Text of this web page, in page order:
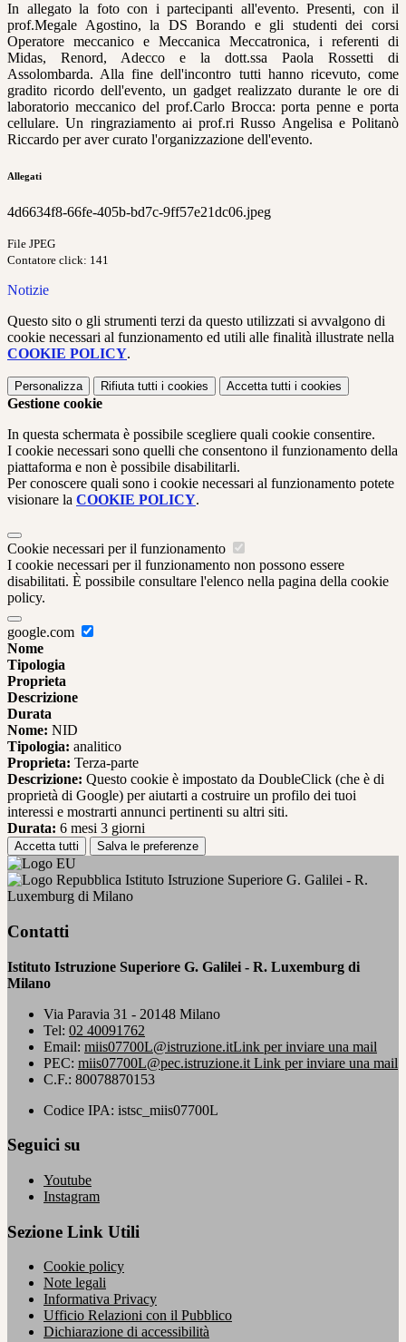
In allegato la foto con i partecipanti all'evento. Presenti, con il
prof.Megale Agostino, la DS Borando e gli studenti dei corsi
Operatore meccanico e Meccanica Meccatronica, i referenti di
Midas, Renord, Adecco e la dott.ssa Paola Rossetti di
Assolombarda. Alla fine dell'incontro tutti hanno ricevuto, come
gradito ricordo dell'evento, un gadget realizzato durante le ore di
laboratorio meccanico del prof.Carlo Brocca: porta penne e porta
cellulare. Un ringraziamento ai prof.ri Russo Angelisa e Politanò
Riccardo per aver curato l'organizzazione dell'evento.
Allegati
4d6634f8-66fe-405b-bd7c-9ff57e21dc06.jpeg
File JPEG
Contatore click: 141
Notizie
Questo sito o gli strumenti terzi da questo utilizzati si avvalgono di
cookie necessari al funzionamento ed utili alle finalità illustrate nella
COOKIE POLICY.
Personalizza Rifiuta tutti i cookies Accetta tutti i cookies
Gestione cookie
In questa schermata è possibile scegliere quali cookie consentire.
I cookie necessari sono quelli che consentono il funzionamento della
piattaforma e non è possibile disabilitarli.
Per conoscere quali sono i cookie necessari al funzionamento potete
visionare la COOKIE POLICY.
Cookie necessari per il funzionamento
I cookie necessari per il funzionamento non possono essere
disabilitati. È possibile consultare l'elenco nella pagina della cookie
policy.
google.com
Nome
Tipologia
Proprieta
Descrizione
Durata
Nome: NID
Tipologia: analitico
Proprieta: Terza-parte
Descrizione: Questo cookie è impostato da DoubleClick (che è di
proprietà di Google) per aiutarti a costruire un profilo dei tuoi
interessi e mostrarti annunci pertinenti su altri siti.
Durata: 6 mesi 3 giorni
Accetta tutti Salva le preferenze
Istituto Istruzione Superiore G. Galilei - R.
Luxemburg di Milano
Contatti
Istituto Istruzione Superiore G. Galilei - R. Luxemburg di
Milano
Via Paravia 31 - 20148 Milano
Tel: 02 40091762
Email: miis07700L@istruzione.itLink per inviare una mail
PEC: miis07700L@pec.istruzione.it Link per inviare una mail
C.F.: 80078870153
Codice IPA: istsc_miis07700L
Seguici su
Youtube
Instagram
Sezione Link Utili
Cookie policy
Note legali
Informativa Privacy
Ufficio Relazioni con il Pubblico
Dichiarazione di accessibilità